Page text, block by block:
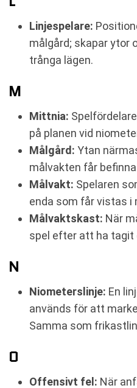
Linjespelare:
målgård; skapar ytor
trånga lägen.
M
Mittnia:
på planen vid
Målgård: Ytan
målvakten får
Målvakt: Spelaren
enda som får vistas i
Målvaktskast: När
spel efter att ha tagit
N
Niometerslinje: En
används för att
Samma som
O
Offensivt fel: När